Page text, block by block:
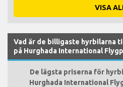
VISA
Vad är de billigaste hyrbilarna
på Hurghada International
De lägsta priserna för
Hurghada International